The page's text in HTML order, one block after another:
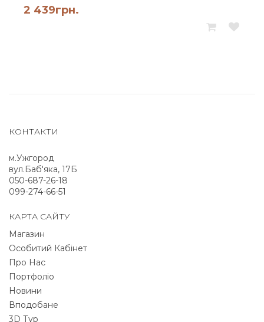
2 439грн.
КОНТАКТИ
м.Ужгород
вул.Баб'яка, 17Б
050-687-26-18
099-274-66-51
КАРТА САЙТУ
Магазин
Особитий Кабінет
Про Нас
Портфоліо
Новини
Вподобане
3D Тур